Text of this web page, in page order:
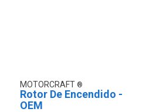
MOTORCRAFT
Rotor De Encendido -
OEM